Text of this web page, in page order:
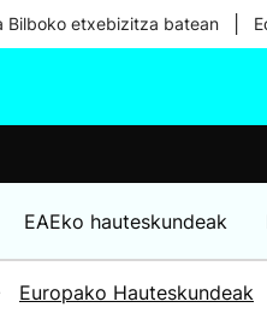
Bilboko etxebizitza batean
EAEko hauteskundeak
Europako Hauteskundeak